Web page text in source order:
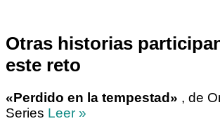
Otras historias
este reto
«Perdido en la tempestad» , de
Series Leer »